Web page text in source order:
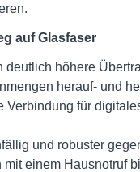
auf Glasfaser
deutlich höhere
herauf- und
Verbindung für
und robuster
einem Hausnotruf